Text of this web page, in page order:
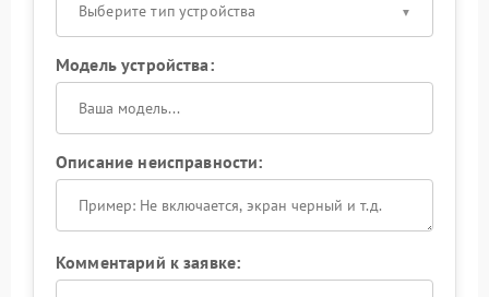
Выберите тип устройства
Модель устройства:
Описание неисправности:
Комментарий к заявке: